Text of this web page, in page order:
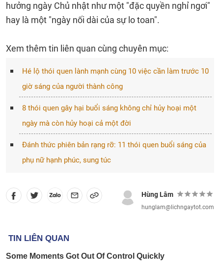
hưởng ngày Chủ nhật như một "đặc quyền nghỉ ngơi"
hay là một "ngày nối dài của sự lo toan".
Xem thêm tin liên quan cùng chuyên mục:
Hé lộ thói quen lành mạnh cùng 10 việc cần làm trước 10
giờ sáng của người thành công
8 thói quen gây hại buổi sáng không chỉ hủy hoại một
ngày mà còn hủy hoại cả một đời
Đánh thức phiên bản rạng rỡ: 11 thói quen buổi sáng của
phụ nữ hạnh phúc, sung túc
Hùng Lâm
hunglam@lichngaytot.com